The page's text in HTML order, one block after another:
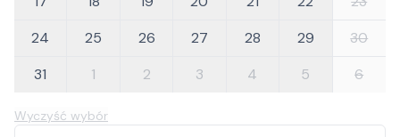
24
25 26 27 28 29
30
31
1 2 3 4 5 6
Wyczyść wybór